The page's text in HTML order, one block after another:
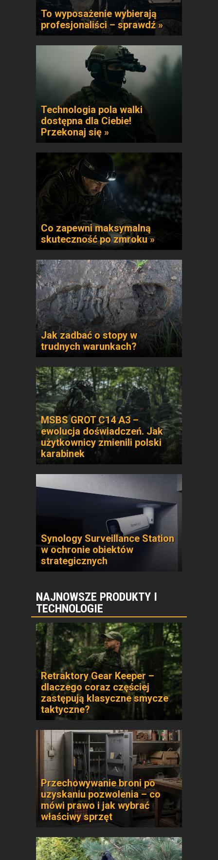
To wyposażenie wybierają
profesjonaliści – sprawdź »
Technologia pola walki
dostępna dla Ciebie!
Przekonaj się »
Co zapewni maksymalną
skuteczność po zmroku »
Jak zadbać o stopy w
trudnych warunkach?
MSBS GROT C14 A3 –
ewolucja doświadczeń. Jak
użytkownicy zmienili polski
karabinek
Synology Surveillance Station
w ochronie obiektów
strategicznych
NAJNOWSZE PRODUKTY I
TECHNOLOGIE
Retraktory Gear Keeper –
dlaczego coraz częściej
zastępują klasyczne smycze
taktyczne?
Przechowywanie broni po
uzyskaniu pozwolenia – co
mówi prawo i jak wybrać
właściwy sprzęt